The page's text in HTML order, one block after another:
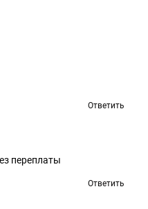
Ответить
переплаты
Ответить